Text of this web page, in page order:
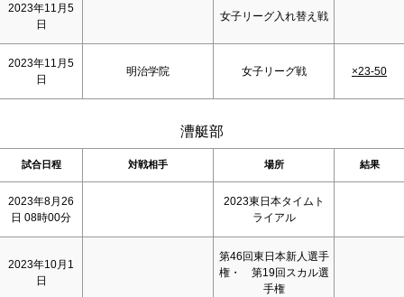
2023年11月5
日
女子リーグ入れ替え戦
2023年11月5
日
明治学院 女子リーグ戦 ×23-50
漕艇部
試合日程 対戦相手 場所 結果
2023年8月26
日 08時00分
2023東日本タイムト
ライアル
2023年10月1
日
第46回東日本新人選手
権・ 第19回スカル選
手権